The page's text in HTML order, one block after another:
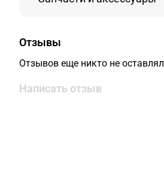
Отзывы
Отзывов еще никто не оставлял
Написать отзыв